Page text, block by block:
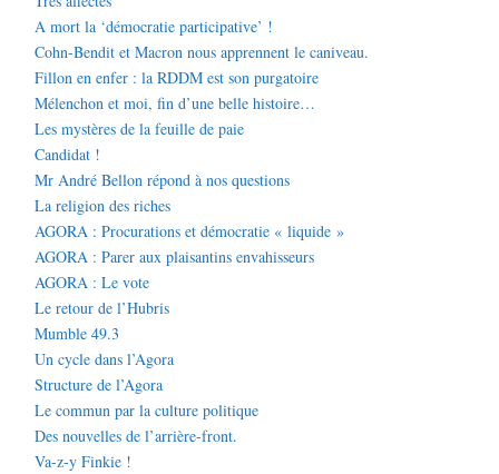
A mort la ‘démocratie participative’ !
Cohn-Bendit et Macron nous apprennent le caniveau.
Fillon en enfer : la RDDM est son purgatoire
Mélenchon et moi, fin d’une belle histoire…
Les mystères de la feuille de paie
Candidat !
Mr André Bellon répond à nos questions
La religion des riches
AGORA : Procurations et démocratie « liquide »
AGORA : Parer aux plaisantins envahisseurs
AGORA : Le vote
Le retour de l’Hubris
Mumble 49.3
Un cycle dans l’Agora
Structure de l’Agora
Le commun par la culture politique
Des nouvelles de l’arrière-front.
Va-z-y Finkie !